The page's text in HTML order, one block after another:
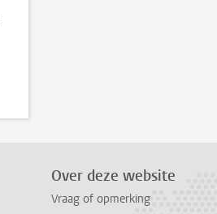
Over deze website
Vraag of opmerking